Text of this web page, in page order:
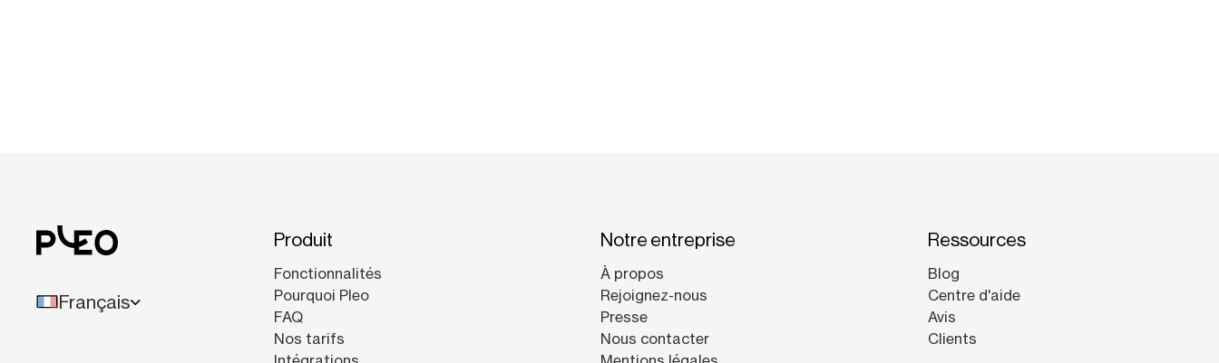
Français
Produit
Fonctionnalités
Pourquoi Pleo
FAQ
Nos tarifs
Notre entreprise
À propos
Rejoignez-nous
Presse
Nous contacter
Ressources
Blog
Centre d'aide
Avis
Clients